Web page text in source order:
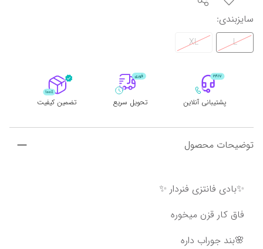
سایزبندی:
L
XL
پشتیبانی آنلاین تحویل سریع تضمین کیفیت
توضیحات محصول
✨بادی فانتزی فنردار ✨
فاق کار قزن میخوره
🌸بند جوراب داره